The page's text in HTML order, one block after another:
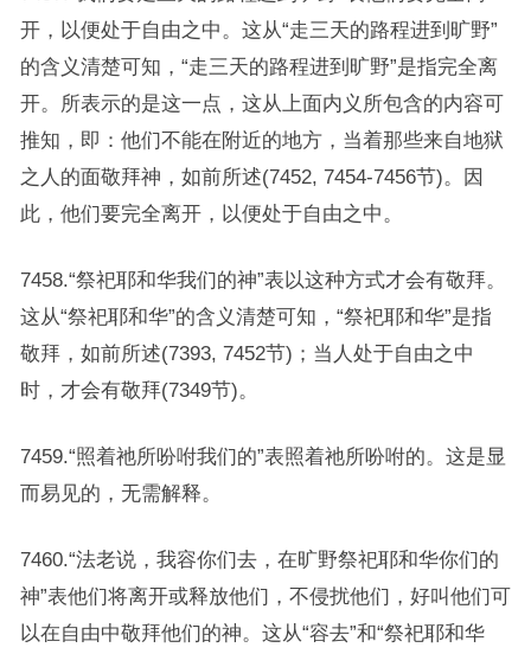
开，以便处于自由之中。这从“走三天的路程进到旷野”
的含义清楚可知，“走三天的路程进到旷野”是指完全离
开。所表示的是这一点，这从上面内义所包含的内容可
推知，即：他们不能在附近的地方，当着那些来自地狱
之人的面敬拜神，如前所述(7452, 7454-7456节)。因
此，他们要完全离开，以便处于自由之中。
7458.“祭祀耶和华我们的神”表以这种方式才会有敬拜。
这从“祭祀耶和华”的含义清楚可知，“祭祀耶和华”是指
敬拜，如前所述(7393, 7452节)；当人处于自由之中
时，才会有敬拜(7349节)。
7459.“照着祂所吩咐我们的”表照着祂所吩咐的。这是显
而易见的，无需解释。
7460.“法老说，我容你们去，在旷野祭祀耶和华你们的
神”表他们将离开或释放他们，不侵扰他们，好叫他们可
以在自由中敬拜他们的神。这从“容去”和“祭祀耶和华